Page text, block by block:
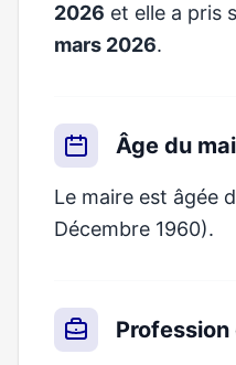
2026 et elle a pris
mars 2026.
Âge du
Le maire est âgée
Décembre 1960).
Profession